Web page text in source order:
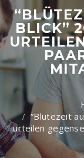
BLICK”
“Blütezeit
urteilen